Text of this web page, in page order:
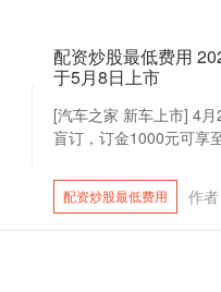
配资炒股最低费用
于5月8日上市
[汽车之家 新车上市] 4
盲订，订金1000元可享
配资炒股最低费用 作